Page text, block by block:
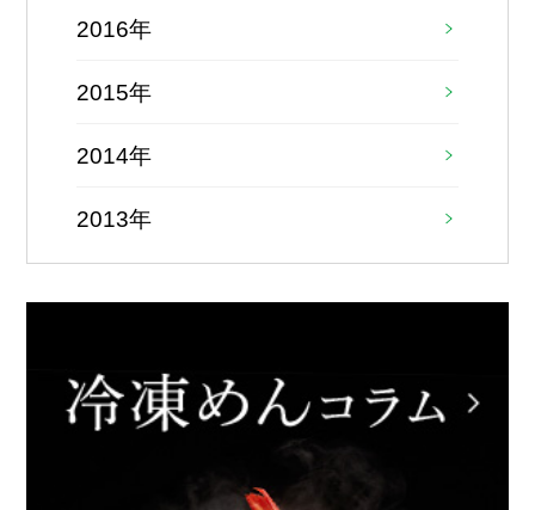
2016年
2015年
2014年
2013年